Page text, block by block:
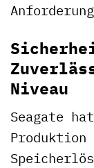
Niveau
Seagate
Produktion